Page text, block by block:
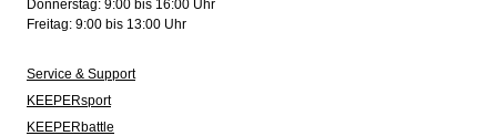
Donnerstag: 9:00 bis 16:00 Uhr
Freitag: 9:00 bis 13:00 Uhr
Service & Support
KEEPERsport
KEEPERbattle